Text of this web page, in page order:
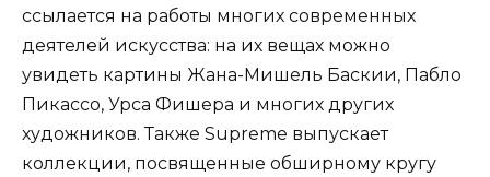
ссылается на работы многих современных
деятелей искусства: на их вещах можно
увидеть картины Жана-Мишель Баскии, Пабло
Пикассо, Урса Фишера и многих других
художников. Также Supreme выпускает
коллекции, посвященные обширному кругу